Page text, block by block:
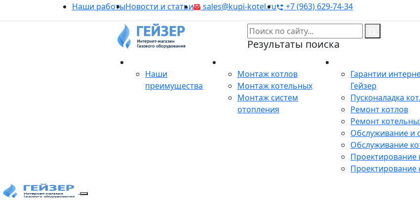
Наши работыНовости и статьи sales@kupi-kotel.ru +7 (963) 629-74-34
Результаты поиска
Наши
преимущества
Монтаж котлов
Монтаж котельных
Монтаж систем
отопления
Гарантии
Гейзер
Пусконаладка
Ремонт котлов
Ремонт
Обслуживание и
Обслуживание
Проектирование
Проектирование